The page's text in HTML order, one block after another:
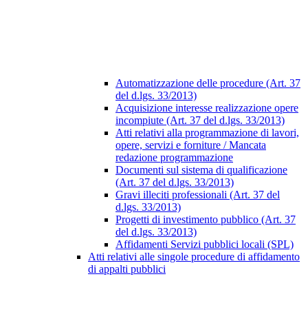
Automatizzazione delle procedure (Art. 37
del d.lgs. 33/2013)
Acquisizione interesse realizzazione opere
incompiute (Art. 37 del d.lgs. 33/2013)
Atti relativi alla programmazione di lavori,
opere, servizi e forniture / Mancata
redazione programmazione
Documenti sul sistema di qualificazione
(Art. 37 del d.lgs. 33/2013)
Gravi illeciti professionali (Art. 37 del
d.lgs. 33/2013)
Progetti di investimento pubblico (Art. 37
del d.lgs. 33/2013)
Affidamenti Servizi pubblici locali (SPL)
Atti relativi alle singole procedure di affidamento
di appalti pubblici